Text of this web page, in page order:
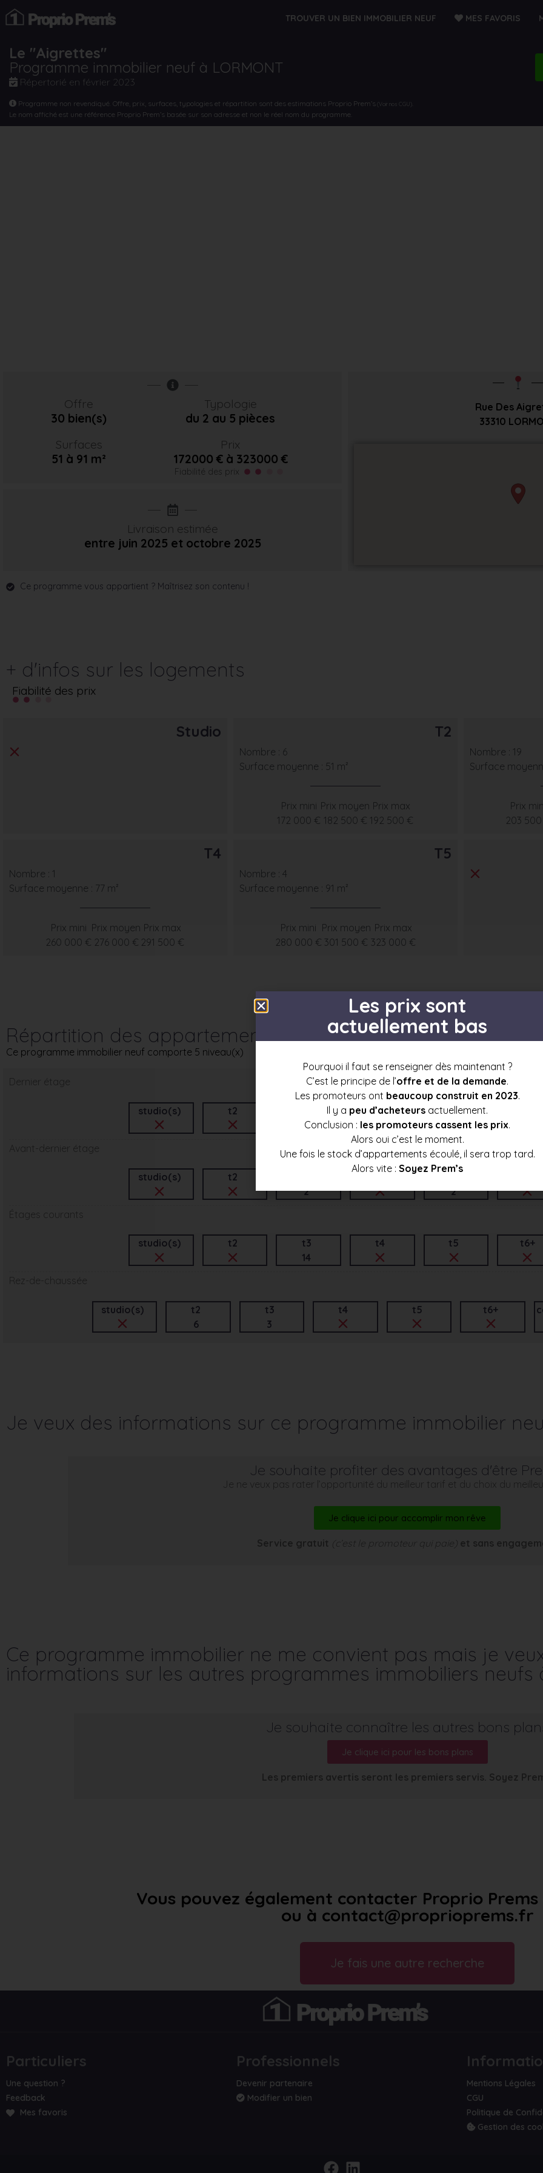
TROUVER UN BIEN IMMOBILIER NEUF MES FAVORIS
Le "Aigrettes"
Programme immobilier neuf à LORMONT
Répertorié en février 2023
Programme non revendiqué. Offre, prix, surfaces, typologies et répartition sont des estimations Proprio Prem’s (Voir nos CGU)
Le nom affiché est une référence Proprio Prem’s basée sur son adresse et non le réel nom du programme.
Offre
30 bien(s)
Typologie
du 2 au 5 pièces
Surfaces
51 à 91 m²
Prix
172000 € à 323000 €
Fiabilité des prix
Livraison estimée
entre juin 2025 et octobre 2025
Rue Des
33310
Ce programme vous appartient ? Maîtrisez son contenu !
+ d'infos sur les logements
Fiabilité des prix
Studio T2
Nombre : 6
Surface moyenne : 51 m²
Prix mini
172 000 €
Prix moyen
182 500 €
Prix max
192 500 €
Nombre : 19
Surface
Prix
203
T4
Nombre : 1
Surface moyenne : 77 m²
Prix mini
260 000 €
Prix moyen
276 000 €
Prix max
291 500 €
T5
Nombre : 4
Surface moyenne : 91 m²
Prix mini
280 000 €
Prix moyen
301 500 €
Prix max
323 000 €
Répartition des appartements par étage
Ce programme immobilier neuf comporte 5 niveau(x)
Dernier étage
studio(s) t2
t4
1
t5
2
Avant-dernier étage
studio(s) t2
2
2
Étages courants
studio(s) t2
t3
14
t4 t5 t6+
Rez-de-chaussée
studio(s)
t2
6
t3
3
t4 t5 t6+
Je veux des informations sur ce programme immobilier
Je souhaite profiter des avantages d'être
Je ne veux pas rater l’opportunité du meilleur tarif et du choix du
Je clique ici pour accomplir mon rêve
Service gratuit (c’est le promoteur qui paie) et sans
Ce programme immobilier ne me convient pas mais je
informations sur les autres programmes immobiliers neufs
Je souhaite connaître les autres bons
Je clique ici pour les bons plans
Les premiers avertis seront les premiers servis. Soyez
Vous pouvez également contacter Proprio Prems
ou à contact@proprioprems.fr
Je fais une autre recherche
Particuliers
Une question ?
Feedback
Mes favoris
Professionnels
Devenir partenaire
Modifier un bien
Mentions Légales
CGU
Politique de
Gestion des
Les prix sont
actuellement bas
Pourquoi il faut se renseigner dès maintenant ?
C’est le principe de l’offre et de la demande.
Les promoteurs ont beaucoup construit en 2023.
Il y a peu d’acheteurs actuellement.
Conclusion : les promoteurs cassent les prix.
Alors oui c’est le moment.
Une fois le stock d’appartements écoulé, il sera trop tard.
Alors vite : Soyez Prem’s